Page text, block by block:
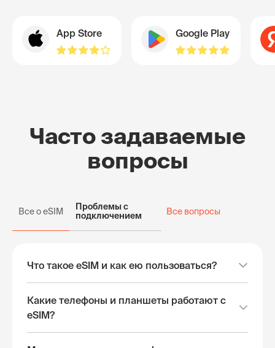
App Store Google Play
Часто задаваемые
вопросы
Все о eSIM
Проблемы с
подключением
Все вопросы
Что такое eSIM и как ею пользоваться?
Какие телефоны и планшеты работают с
eSIM?